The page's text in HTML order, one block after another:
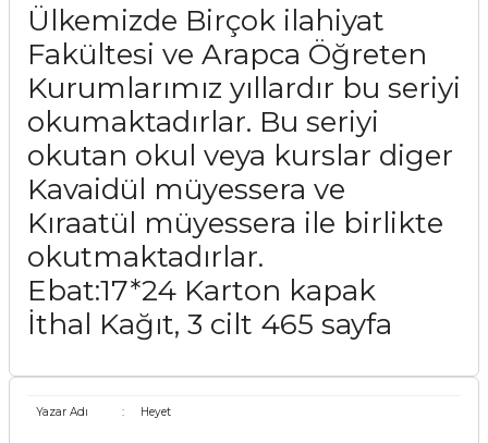
Ülkemizde Birçok ilahiyat
Fakültesi ve Arapca Öğreten
Kurumlarımız yıllardır bu seriyi
okumaktadırlar. Bu seriyi
okutan okul veya kurslar diger
Kavaidül müyessera ve
Kıraatül müyessera ile birlikte
okutmaktadırlar.
Ebat:17*24 Karton kapak
İthal Kağıt, 3 cilt 465 sayfa
Yazar Adı : Heyet